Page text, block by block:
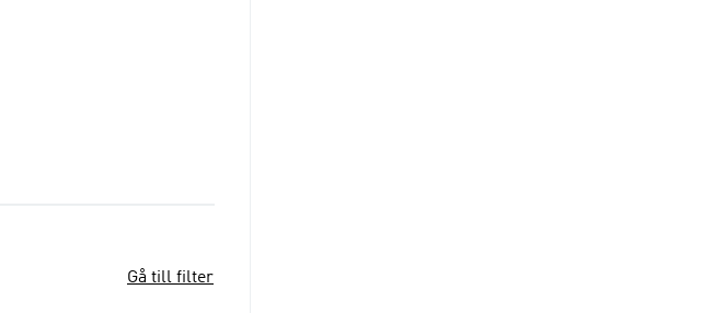
Gå till filter